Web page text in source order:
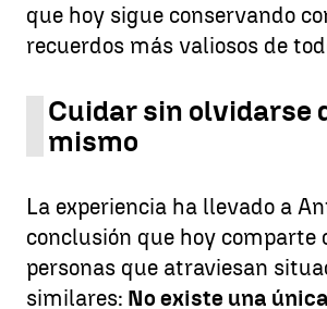
que hoy sigue conservando
recuerdos más valiosos de
Cuidar sin olvidarse
mismo
La experiencia ha llevado a
conclusión que hoy comparte
personas que atraviesan
similares: No existe una